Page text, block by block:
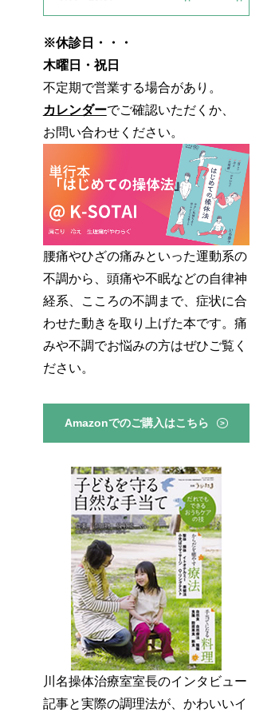
※休診日・・・
木曜日・祝日
不定期で営業する場合があり。
カレンダーでご確認いただくか、
お問い合わせください。
腰痛やひざの痛みといった運動系の
不調から、頭痛や不眠などの自律神
経系、こころの不調まで、症状に合
わせた動きを取り上げた本です。痛
みや不調でお悩みの方はぜひご覧く
ださい。
Amazonでのご購入はこちら >
川名操体治療室室長のインタビュー
記事と実際の調理法が、かわいいイ